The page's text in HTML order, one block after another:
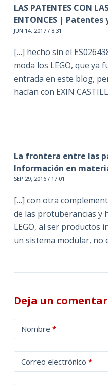
LAS PATENTES CON
ENTONCES | Patentes
JUN 14, 2017 / 8:31
[…] hecho sin el
moda los LEGO, que ya
entrada en este blog,
hacían con EXIN
La frontera entre las
Información en
SEP 29, 2016 / 17:01
[…] con otra
de las protuberancias y
LEGO, al ser productos
un sistema modular, no
Deja un
Nombre *
Correo electrónico *
l
t